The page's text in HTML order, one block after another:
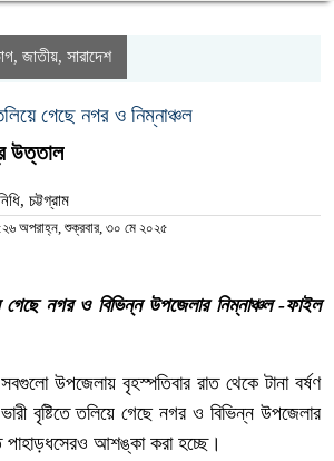
, জাতীয়, সারাদেশ
গেছে নগর ও নিম্নাঞ্চল
উত্তাল
চট্টগ্রাম
অপরাহ্ন, শুক্রবার, ৩০ মে ২০২৫
গেছে নগর ও বিভিন্ন উপজেলার নিম্নাঞ্চল -ফাইল
উপজেলায় বৃহস্পতিবার রাত থেকে টানা বর্ষণ
বৃষ্টিতে তলিয়ে গেছে নগর ও বিভিন্ন উপজেলার
পাহাড়ধসেরও আশঙ্কা করা হচ্ছে।